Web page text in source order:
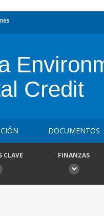
Credit
DOCUMENTOS
CLAVE FINANZAS